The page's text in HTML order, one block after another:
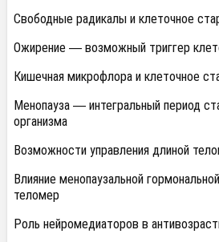
Свободные радикалы и клеточное
Ожирение — возможный триггер
Кишечная микрофлора и клеточное
Менопауза — интегральный период
организма
Возможности управления длиной
Влияние менопаузальной
теломер
Роль нейромедиаторов в